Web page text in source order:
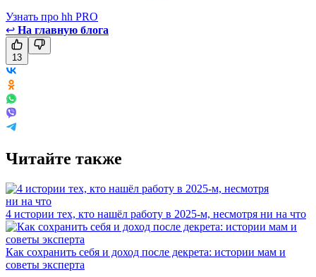
Узнать про hh PRO
↩ На главную блога
13
Читайте также
4 истории тех, кто нашёл работу в 2025-м, несмотря ни на что
Как сохранить себя и доход после декрета: истории мам и
советы эксперта